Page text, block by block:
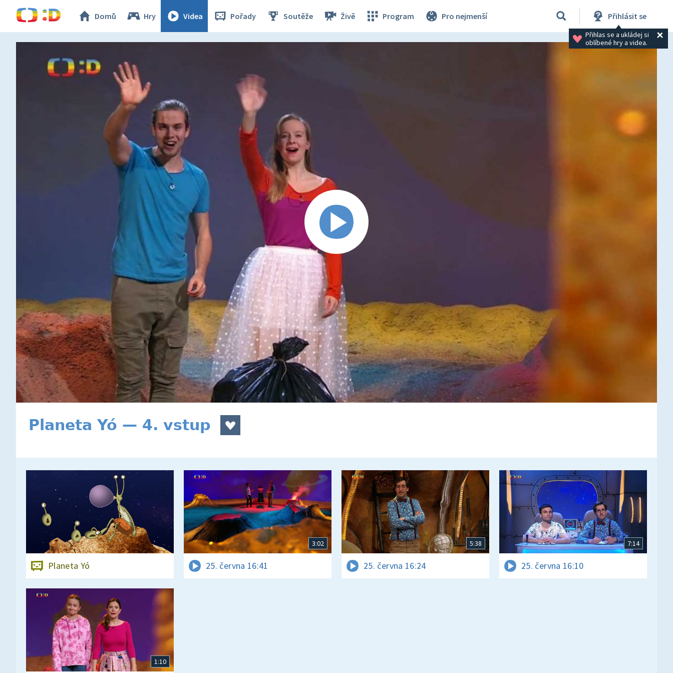
Domů Hry Videa Pořady Soutěže Živě Program Pro nejmenší Přihlásit se
Přihlas se a ukládej si
oblíbené hry a videa.
Planeta Yó — 4. vstup
Planeta Yó
3:02
25. června 16:41
5:38
25. června 16:24
7:14
25. června 16:10
1:10